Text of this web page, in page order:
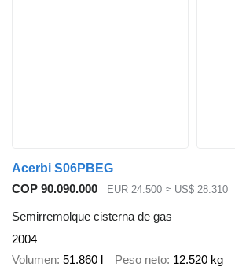
Acerbi S06PBEG
COP 90.090.000
EUR 24.500 ≈ US$ 28.310
Semirremolque cisterna de gas
2004
Volumen 51.860 l Peso neto 12.520 kg